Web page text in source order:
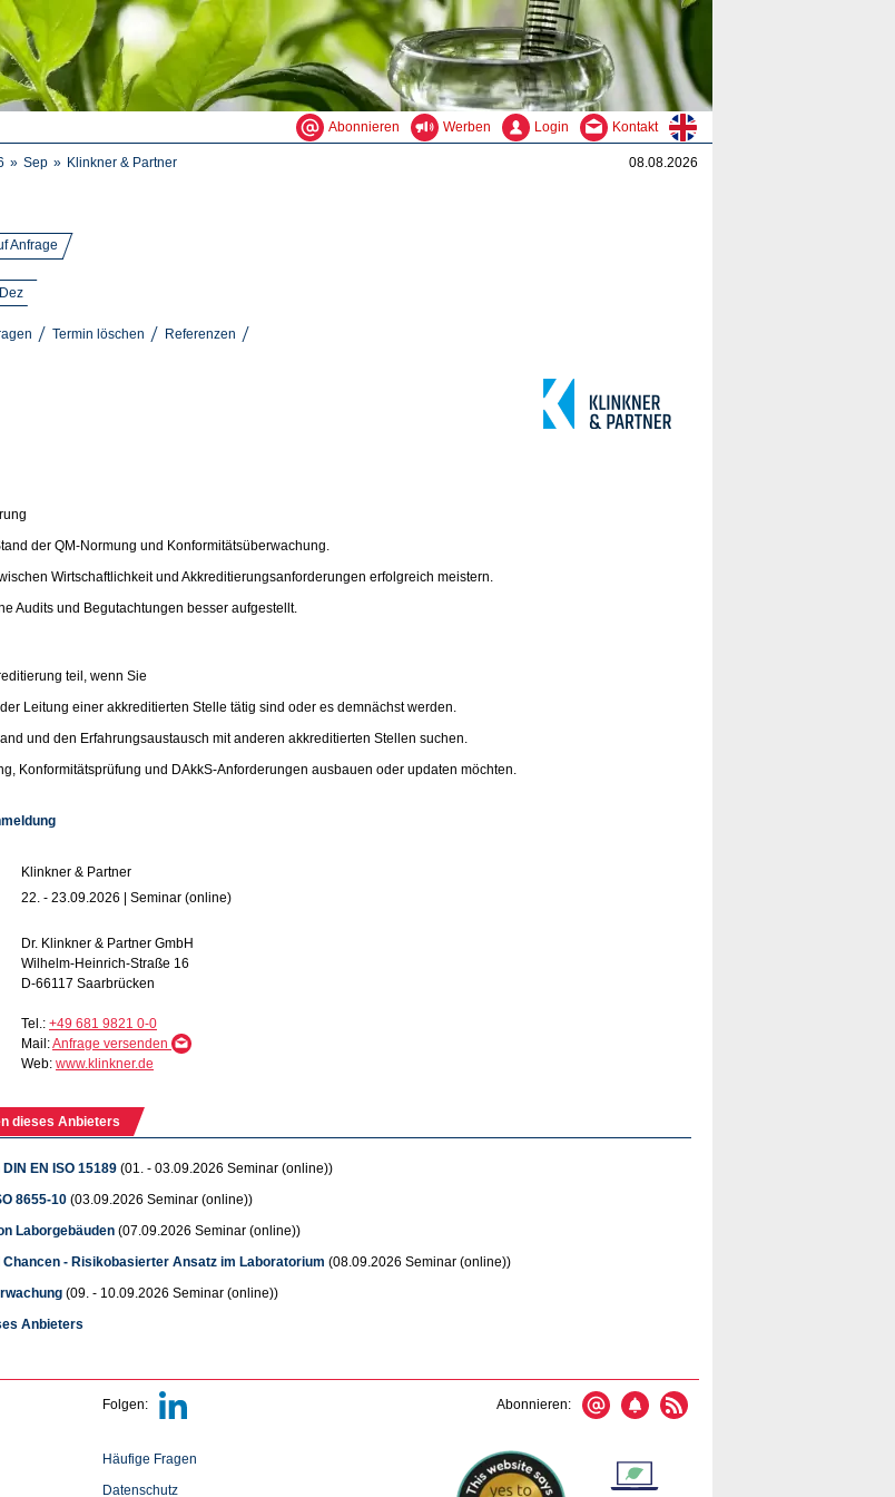
Abonnieren Werben Login Kontakt
Sep Klinkner & Partner 08.08.2026
Anfrage
Dez
Termin löschen Referenzen
der QM-Normung und Konformitätsüberwachung.
Wirtschaftlichkeit und Akkreditierungsanforderungen erfolgreich meistern.
Audits und Begutachtungen besser aufgestellt.
teil, wenn Sie
Leitung einer akkreditierten Stelle tätig sind oder es demnächst werden.
und den Erfahrungsaustausch mit anderen akkreditierten Stellen suchen.
Konformitätsprüfung und DAkkS-Anforderungen ausbauen oder updaten möchten.
Klinkner & Partner
22. - 23.09.2026 | Seminar (online)
Dr. Klinkner & Partner GmbH
Wilhelm-Heinrich-Straße 16
D-66117 Saarbrücken
Tel.: +49 681 9821 0-0
Mail:Anfrage versenden
Web: www.klinkner.de
dieses Anbieters
EN ISO 15189 (01. - 03.09.2026 Seminar (online))
8655-10 (03.09.2026 Seminar (online))
Laborgebäuden (07.09.2026 Seminar (online))
- Risikobasierter Ansatz im Laboratorium (08.09.2026 Seminar (online))
(09. - 10.09.2026 Seminar (online))
Anbieters
Folgen: Abonnieren:
Häufige Fragen
Datenschutz